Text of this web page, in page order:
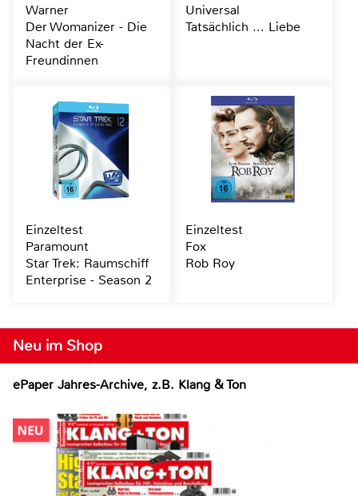
Neu im Shop
ePaper Jahres-Archive, z.B. Klang & Ton
Warner
Der Womanizer - Die
Nacht der Ex-
Freundinnen
Universal
Tatsächlich ... Liebe
Einzeltest
Paramount
Star Trek: Raumschiff
Enterprise - Season 2
Einzeltest
Fox
Rob Roy